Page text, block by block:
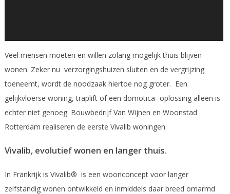
Veel mensen moeten en willen zolang mogelijk thuis blijven
wonen. Zeker nu verzorgingshuizen sluiten en de vergrijzing
toeneemt, wordt de noodzaak hiertoe nog groter. Een
gelijkvloerse woning, traplift of een domotica- oplossing alleen is
echter niet genoeg. Bouwbedrijf Van Wijnen en Woonstad
Rotterdam realiseren de eerste Vivalib woningen.
Vivalib, evolutief wonen en langer thuis.
In Frankrijk is Vivalib® is een woonconcept voor langer
zelfstandig wonen ontwikkeld en inmiddels daar breed omarmd